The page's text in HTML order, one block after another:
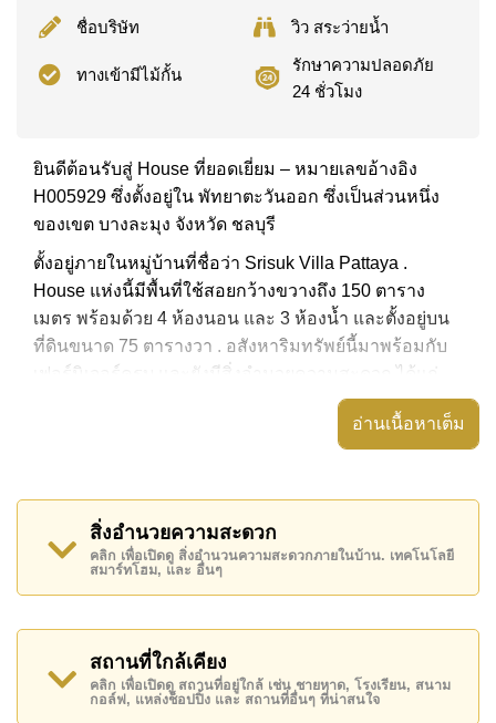
ชื่อบริษัท
วิว สระว่ายน้ำ
ทางเข้ามีไม้กั้น
รักษาความปลอดภัย
24 ชั่วโมง
ยินดีต้อนรับสู่ House ที่ยอดเยี่ยม – หมายเลขอ้างอิง
H005929 ซึ่งตั้งอยู่ใน พัทยาตะวันออก ซึ่งเป็นส่วนหนึ่ง
ของเขต บางละมุง จังหวัด ชลบุรี
ตั้งอยู่ภายในหมู่บ้านที่ชื่อว่า Srisuk Villa Pattaya .
House แห่งนี้มีพื้นที่ใช้สอยกว้างขวางถึง 150 ตาราง
เมตร พร้อมด้วย 4 ห้องนอน และ 3 ห้องน้ำ และตั้งอยู่บน
ที่ดินขนาด 75 ตารางวา . อสังหาริมทรัพย์นี้มาพร้อมกับ
เฟอร์นิเจอร์ครบ และยังมีสิ่งอำนวยความสะดวก ได้แก่
อสังหาริมทรัพย์นี้สามารถใช้ สระว่ายน้ำ ส่วนตัว ได้
ได้แก่ รักษาความปลอดภัย 24 ชั่วโมง, ทางเข้ามีไม้กั้น,
สวนส่วนกลาง
สถานที่สำคัญใกล้ Srisuk Villa Pattaya ได้แก่: บิ๊กซีพัทยา
ใต้, แม็คโคร , ตลาดน้ำสี่ภาคพัทยา, อันเดอร์วอเตอร์
เวิลด์ , , รพ.กรุงเทพจอมเทียน
อสังหาริมทรัพย์นี้มีไว้สำหรับขายในราคา ฿ 7,500,000
บาท
อ่านเนื้อหาเต็ม
สิ่งอำนวยความสะดวก
คลิก เพื่อเปิดดู สิ่งอำนวนความสะดวกภายในบ้าน. เทคโนโลยี
สมาร์ทโฮม, และ อื่นๆ
สถานที่ใกล้เคียง
คลิก เพื่อเปิดดู สถานที่อยู่ใกล้ เช่น ชายหาด, โรงเรียน, สนาม
กอล์ฟ, แหล่งช็อปปิ้ง และ สถานที่อื่นๆ ที่น่าสนใจ